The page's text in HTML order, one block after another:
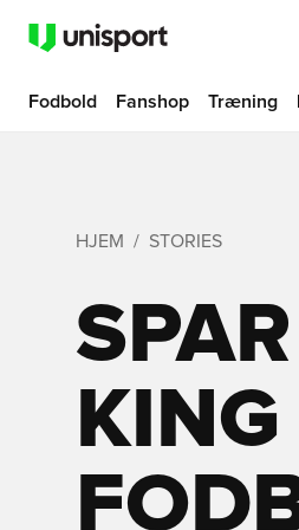
Fodbold Fanshop Træning
HJEM STORIES
KING